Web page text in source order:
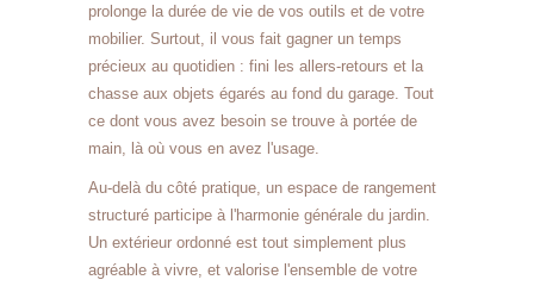
prolonge la durée de vie de vos outils et de votre
mobilier. Surtout, il vous fait gagner un temps
précieux au quotidien : fini les allers-retours et la
chasse aux objets égarés au fond du garage. Tout
ce dont vous avez besoin se trouve à portée de
main, là où vous en avez l'usage.
Au-delà du côté pratique, un espace de rangement
structuré participe à l'harmonie générale du jardin.
Un extérieur ordonné est tout simplement plus
agréable à vivre, et valorise l'ensemble de votre